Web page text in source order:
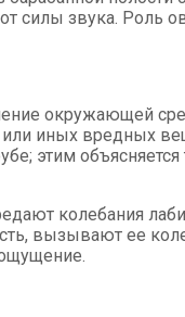
силы звука. Роль
окружа­ющей
или иных вредных
этим объясняется
колебания
вызывают ее